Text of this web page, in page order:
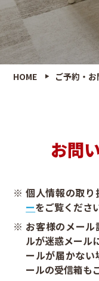
HOME ご予約・
お問
個人情報の取り
ーをご覧くださ
お客様のメー
ルが迷惑メール
ールが届かな
ールの受信箱も